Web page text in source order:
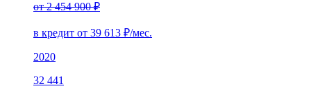
от 2 454 900 ₽
в кредит от 39 613 ₽/мес.
2020
32 441